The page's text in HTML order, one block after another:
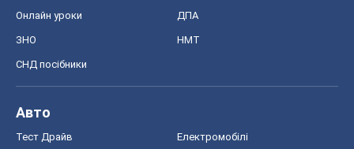
Онлайн уроки ДПА
ЗНО НМТ
СНД посібники
Авто
Тест Драйв Електромобілі